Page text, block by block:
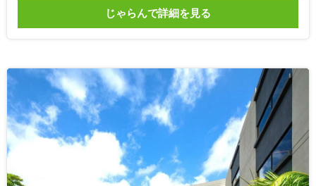
じゃらんで詳細を見る